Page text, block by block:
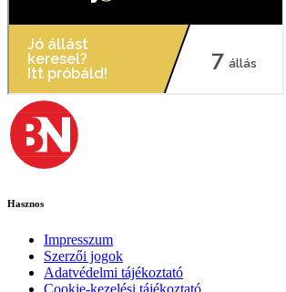
Hasznos
Impresszum
Szerzői jogok
Adatvédelmi tájékoztató
Cookie-kezelési tájékoztató